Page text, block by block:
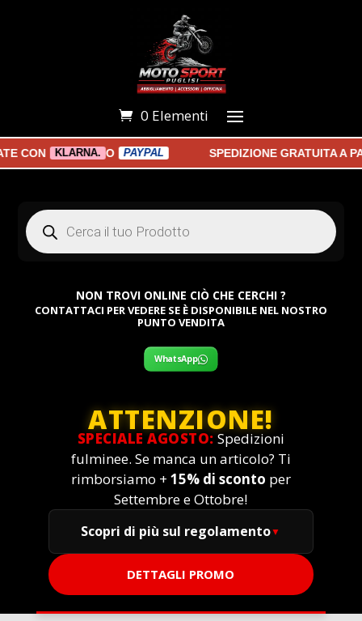
0 Elementi
KLARNA. O PAYPAL SPEDIZIONE GRATUITA A
Products
search
NON TROVI ONLINE CIÒ CHE CERCHI ?
CONTATTACI PER VEDERE SE È DISPONIBILE NEL NOSTRO
PUNTO VENDITA
WhatsApp
ATTENZIONE!
SPECIALE AGOSTO: Spedizioni
fulminee. Se manca un articolo? Ti
rimborsiamo + 15% di sconto per
Settembre e Ottobre!
Scopri di più sul regolamento
DETTAGLI PROMO